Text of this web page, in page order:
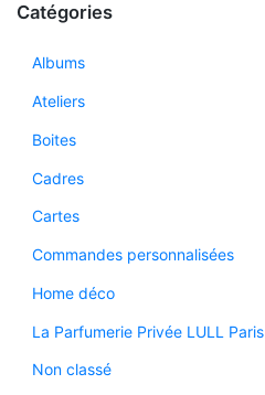
Catégories
Albums
Ateliers
Boites
Cadres
Cartes
Commandes personnalisées
Home déco
La Parfumerie Privée LULL Paris
Non classé